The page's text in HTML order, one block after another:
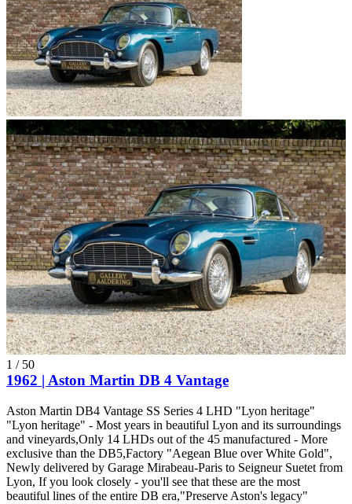
1 / 50
1962 | Aston Martin DB 4 Vantage
Aston Martin DB4 Vantage SS Series 4 LHD "Lyon heritage"
"Lyon heritage" - Most years in beautiful Lyon and its surroundings
and vineyards,Only 14 LHDs out of the 45 manufactured - More
exclusive than the DB5,Factory "Aegean Blue over White Gold",
Newly delivered by Garage Mirabeau-Paris to Seigneur Suetet from
Lyon, If you look closely - you'll see that these are the most
beautiful lines of the entire DB era,"Preserve Aston's legacy"